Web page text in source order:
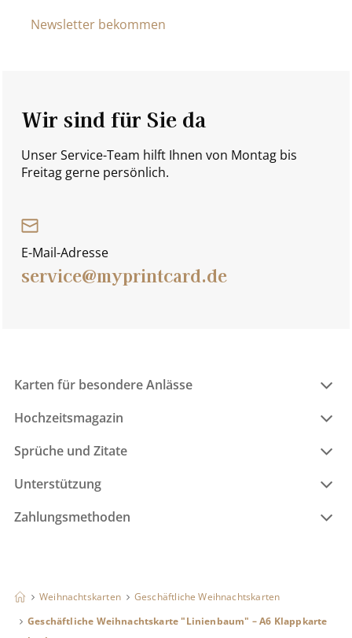
Newsletter bekommen
Wir sind für Sie da
Unser Service-Team hilft Ihnen von Montag bis
Freitag gerne persönlich.
E-Mail-Adresse
service@myprintcard.de
Karten für besondere Anlässe
Hochzeitsmagazin
Sprüche und Zitate
Unterstützung
Zahlungsmethoden
Weihnachtskarten
Geschäftliche Weihnachtskarten
Geschäftliche Weihnachtskarte "Linienbaum" – A6 Klappkarte